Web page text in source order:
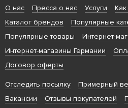
О нас Пресса о нас Услуги
Как
Каталог брендов
Популярные
Популярные товары
Интернет-
Интернет-магазины Германии
Договор оферты
Отследить посылку Примерный
Вакансии
Отзывы покупателей